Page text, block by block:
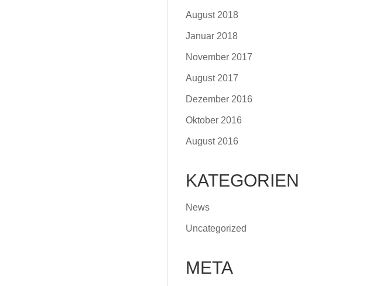
August 2018
Januar 2018
November 2017
August 2017
Dezember 2016
Oktober 2016
August 2016
KATEGORIEN
News
Uncategorized
META